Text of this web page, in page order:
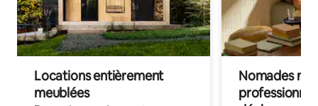
Locations entièrement
meublées
Nomades